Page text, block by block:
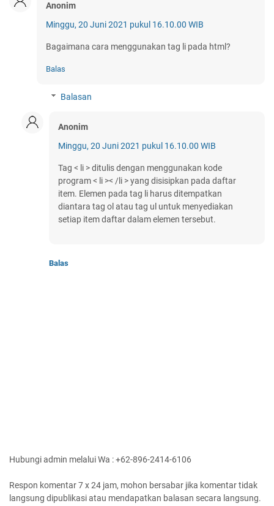
Anonim
Minggu, 20 Juni 2021 pukul 16.10.00 WIB
Bagaimana cara menggunakan tag li pada html?
Balas
Balasan
Anonim
Minggu, 20 Juni 2021 pukul 16.10.00 WIB
Tag < li > ditulis dengan menggunakan kode
program < li >< /li > yang disisipkan pada daftar
item. Elemen pada tag li harus ditempatkan
diantara tag ol atau tag ul untuk menyediakan
setiap item daftar dalam elemen tersebut.
Balas
Hubungi admin melalui Wa : +62-896-2414-6106
Respon komentar 7 x 24 jam, mohon bersabar jika komentar tidak
langsung dipublikasi atau mendapatkan balasan secara langsung.